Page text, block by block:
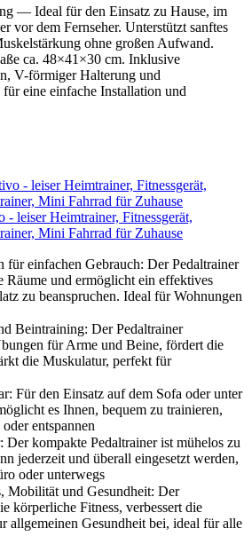
— Ideal für den Einsatz zu Hause, im
vor dem Fernseher. Unterstützt sanftes
ohne großen Aufwand.
ca. 48×41×30 cm. Inklusive
V-förmiger Halterung und
eine einfache Installation und
- leiser Heimtrainer, Fitnessgerät,
Mini Fahrrad für Zuhause
einfachen Gebrauch: Der Pedaltrainer
Räume und ermöglicht ein effektives
zu beanspruchen. Ideal für Wohnungen
Beintraining: Der Pedaltrainer
für Arme und Beine, fördert die
die Muskulatur, perfekt für
Für den Einsatz auf dem Sofa oder unter
es Ihnen, bequem zu trainieren,
entspannen
kompakte Pedaltrainer ist mühelos zu
jederzeit und überall eingesetzt werden,
oder unterwegs
Mobilität und Gesundheit: Der
körperliche Fitness, verbessert die
allgemeinen Gesundheit bei, ideal für alle